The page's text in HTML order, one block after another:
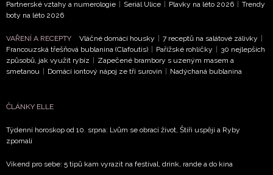
Partnerské vztahy a numerologie | Seriál Ulice | Plavky na léto 2026 | Trendy
boty na léto 2026
VAŘENÍ A RECEPTY Vláčné domácí housky | 7 receptů na salátové zálivky |
Francouzská třešňová bublanina (Clafoutis) | Pařížské rohlíčky | 30 nejlepších
způsobů, jak využít rybíz | Zapečené brambory s uzeným masem a
smetanou | Domácí iontový nápoj ze tří surovin | Nadýchaná bublanina
ČLÁNKY ELLE
Týdenní horoskop od 10. srpna: Lvům se obrací život, Štíři uspějí a Ryby
zpomalí
Víkend pro sebe: 5 tipů kam vyrazit na festival, drink, rande a do kina